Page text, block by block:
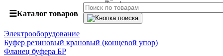
☰Каталог товаров
Электрооборудование
Буфер резиновый крановый (концевой упор)
Фланец буфера БР